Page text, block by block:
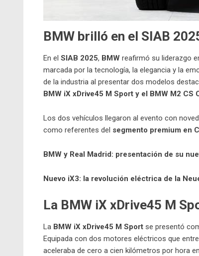
BMW brilló en el SIAB
En el SIAB 2025, BMW reafirmó su liderazgo
marcada por la tecnología, la elegancia y la
de la industria al presentar dos modelos
BMW iX xDrive45 M Sport y el BMW M2 CS
Los dos vehículos llegaron al evento con
como referentes del segmento premium en
BMW y Real Madrid: presentación de su
Nuevo iX3: la revolución eléctrica de la
La BMW iX xDrive45 M
La BMW iX xDrive45 M Sport se presentó
Equipada con dos motores eléctricos que
aceleraba de cero a cien kilómetros por hora